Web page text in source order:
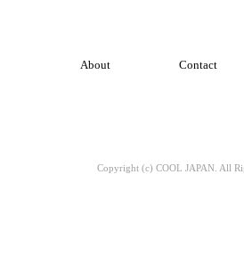
About Contact
Copyright (c) COOL JAPAN. All